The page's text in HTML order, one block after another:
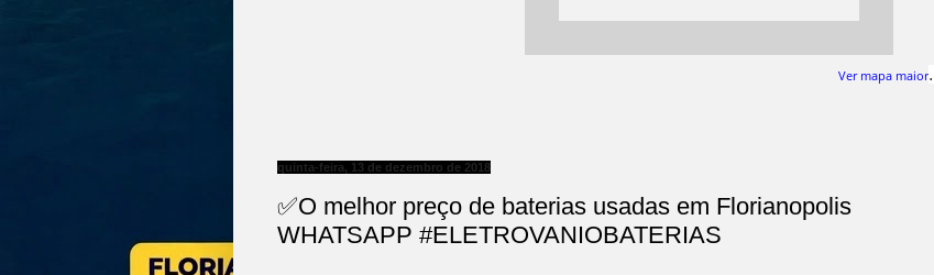
Ver mapa maior.
quinta-feira, 13 de dezembro de 2018
✅O melhor preço de baterias usadas em Florianopolis
WHATSAPP #ELETROVANIOBATERIAS